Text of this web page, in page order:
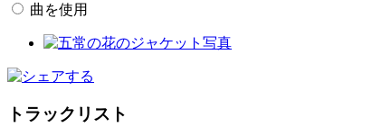
曲を使用
トラックリスト